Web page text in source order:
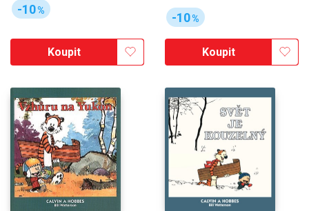
-10%
Koupit
-10%
Koupit